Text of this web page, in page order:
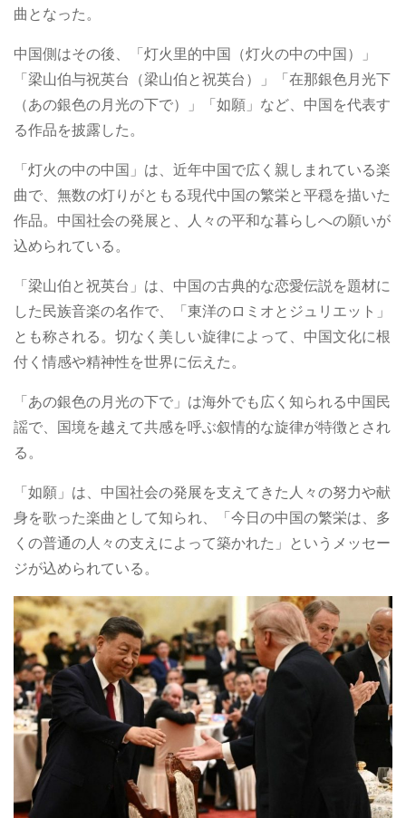
曲となった。
中国側はその後、「灯火里的中国（灯火の中の中国）」
「梁山伯与祝英台（梁山伯と祝英台）」「在那銀色月光下
（あの銀色の月光の下で）」「如願」など、中国を代表す
る作品を披露した。
「灯火の中の中国」は、近年中国で広く親しまれている楽
曲で、無数の灯りがともる現代中国の繁栄と平穏を描いた
作品。中国社会の発展と、人々の平和な暮らしへの願いが
込められている。
「梁山伯と祝英台」は、中国の古典的な恋愛伝説を題材に
した民族音楽の名作で、「東洋のロミオとジュリエット」
とも称される。切なく美しい旋律によって、中国文化に根
付く情感や精神性を世界に伝えた。
「あの銀色の月光の下で」は海外でも広く知られる中国民
謡で、国境を越えて共感を呼ぶ叙情的な旋律が特徴とされ
る。
「如願」は、中国社会の発展を支えてきた人々の努力や献
身を歌った楽曲として知られ、「今日の中国の繁栄は、多
くの普通の人々の支えによって築かれた」というメッセー
ジが込められている。